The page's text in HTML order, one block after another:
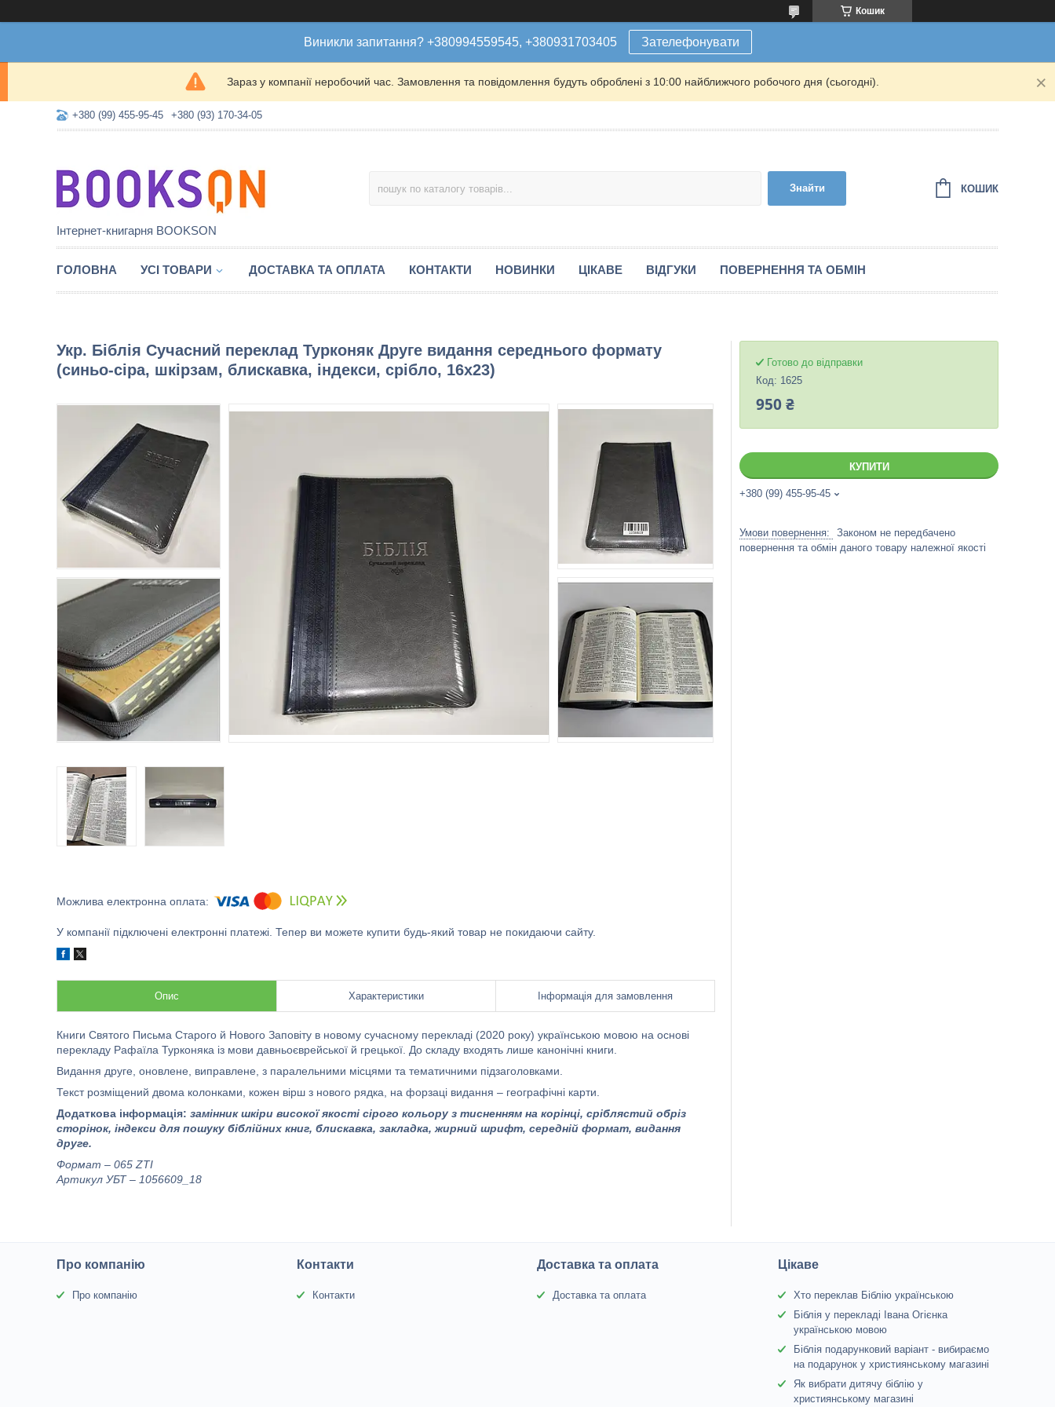
Кошик
Виникли запитання? +380994559545, +380931703405 Зателефонувати
Зараз у компанії неробочий час. Замовлення та повідомлення будуть оброблені з 10:00 найближчого робочого дня (сьогодні).
+380 (99) 455-95-45 +380 (93) 170-34-05
Інтернет-книгарня BOOKSON
Знайти КОШИК
ГОЛОВНА УСІ ТОВАРИ ДОСТАВКА ТА ОПЛАТА КОНТАКТИ НОВИНКИ ЦІКАВЕ ВІДГУКИ ПОВЕРНЕННЯ ТА ОБМІН
Укр. Біблія Сучасний переклад Турконяк Друге видання середнього формату
(синьо-сіра, шкірзам, блискавка, індекси, срібло, 16х23)
У компанії підключені електронні платежі. Тепер ви можете купити будь-який товар не покидаючи сайту.
Опис Характеристики Інформація для замовлення
Книги Святого Письма Старого й Нового Заповіту в новому сучасному перекладі (2020 року) українською мовою на основі
перекладу Рафаїла Турконяка із мови давньоєврейської й грецької. До складу входять лише канонічні книги.
Видання друге, оновлене, виправлене, з паралельними місцями та тематичними підзаголовками.
Текст розміщений двома колонками, кожен вірш з нового рядка, на форзаці видання – географічні карти.
Додаткова інформація: замінник шкіри високої якості сірого кольору з тисненням на корінці, сріблястий обріз
сторінок, індекси для пошуку біблійних книг, блискавка, закладка, жирний шрифт, середній формат, видання
друге.
Формат – 065 ZТI
Артикул УБТ – 1056609_18
Готово до відправки
Код: 1625
950 ₴
КУПИТИ
+380 (99) 455-95-45
Законом не передбачено
повернення та обмін даного товару належної якості
Про компанію
Про компанію
Контакти
Контакти
Доставка та оплата
Доставка та оплата
Цікаве
Хто переклав Біблію українською
Біблія у перекладі Івана Огієнка
українською мовою
Біблія подарунковий варіант - вибираємо
на подарунок у християнському магазині
Як вибрати дитячу біблію у
християнському магазині